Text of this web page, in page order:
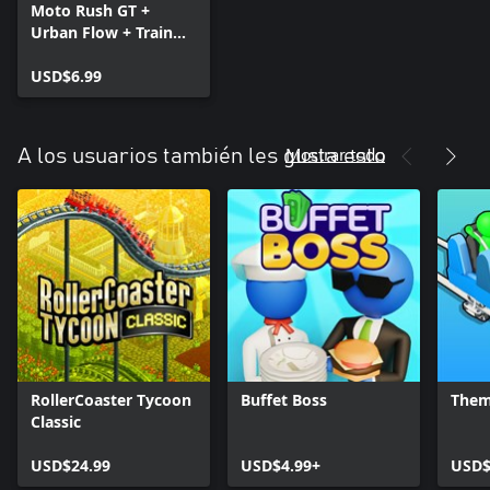
Moto Rush GT +
Urban Flow + Train
USD$6.99
A los usuarios también les gusta esto
Mostrar todo
RollerCoaster Tycoon
Classic
USD$24.99
Buffet Boss
USD$4.99+